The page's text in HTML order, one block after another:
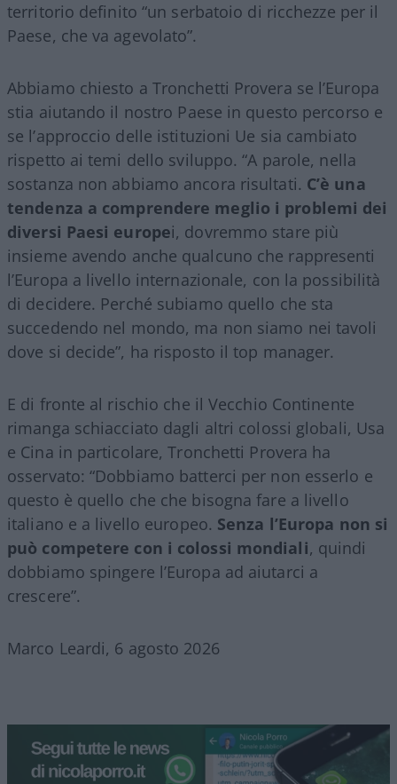
territorio definito “un serbatoio di ricchezze per il
Paese, che va agevolato”.
Abbiamo chiesto a Tronchetti Provera se l’Europa
stia aiutando il nostro Paese in questo percorso e
se l’approccio delle istituzioni Ue sia cambiato
rispetto ai temi dello sviluppo. “A parole, nella
sostanza non abbiamo ancora risultati. C’è una
tendenza a comprendere meglio i problemi dei
diversi Paesi europei, dovremmo stare più
insieme avendo anche qualcuno che rappresenti
l’Europa a livello internazionale, con la possibilità
di decidere. Perché subiamo quello che sta
succedendo nel mondo, ma non siamo nei tavoli
dove si decide”, ha risposto il top manager.
E di fronte al rischio che il Vecchio Continente
rimanga schiacciato dagli altri colossi globali, Usa
e Cina in particolare, Tronchetti Provera ha
osservato: “Dobbiamo batterci per non esserlo e
questo è quello che che bisogna fare a livello
italiano e a livello europeo. Senza l’Europa non si
può competere con i colossi mondiali, quindi
dobbiamo spingere l’Europa ad aiutarci a
crescere”.
Marco Leardi, 6 agosto 2026